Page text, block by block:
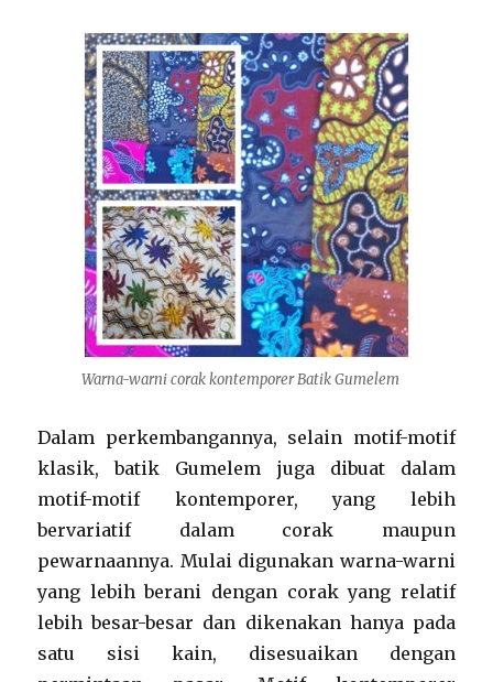
Warna-warni corak kontemporer Batik Gumelem
Dalam perkembangannya, selain motif-motif
klasik, batik Gumelem juga dibuat dalam
motif-motif kontemporer, yang lebih
bervariatif dalam corak maupun
pewarnaannya. Mulai digunakan warna-warni
yang lebih berani dengan corak yang relatif
lebih besar-besar dan dikenakan hanya pada
satu sisi kain, disesuaikan dengan